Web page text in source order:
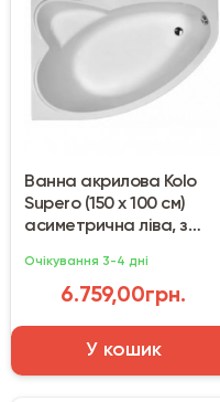
Ванна акрилова Kolo
Supero (150 х 100 см)
асиметрична ліва, з
Очікування 3-4 дні
6.759,00грн.
У кошик